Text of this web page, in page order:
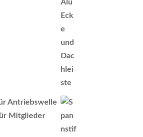
Antriebswelle
Mitglieder